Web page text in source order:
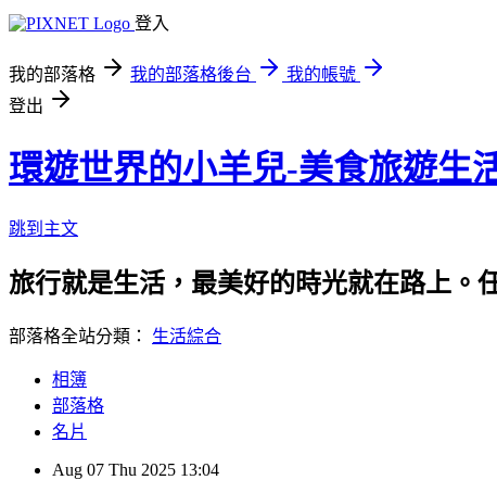
登入
我的部落格 我的部落格後台
我的帳號
登出
環遊世界的小羊兒-美食旅遊生
跳到主文
旅行就是生活，最美好的時光就在路上。
部落格全站分類： 生活綜合
相簿
部落格
名片
Aug 07 Thu 2025 13:04